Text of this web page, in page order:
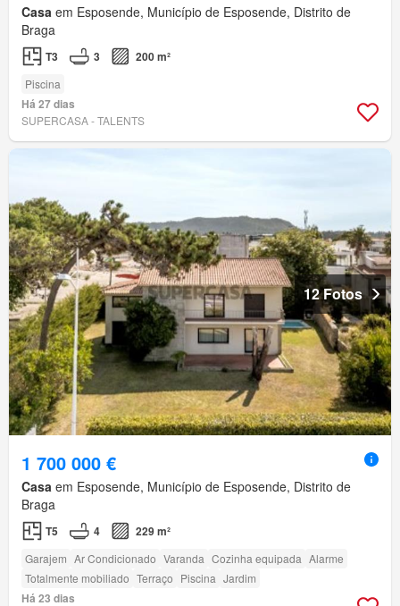
Casa em Esposende, Município de Esposende, Distrito de
Braga
T3 3 200 m²
Piscina
Há 27 dias
SUPERCASA - TALENTS
12 Fotos
1 700 000 €
Casa em Esposende, Município de Esposende, Distrito de
Braga
T5 4 229 m²
Garajem Ar Condicionado Varanda Cozinha equipada Alarme
Totalmente mobiliado Terraço Piscina Jardim
Há 23 dias